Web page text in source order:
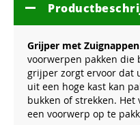
Grijper met Zuignappen
voorwerpen pakken die
grijper zorgt ervoor dat
uit een hoge kast kan
bukken of strekken.
een voorwerp op te